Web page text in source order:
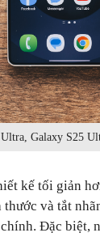
Galaxy S25
kế tối giản
và tắt
Đặc biệt,